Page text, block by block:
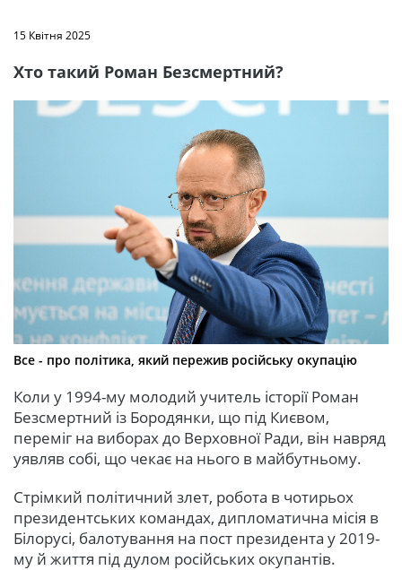
15 Квітня 2025
Хто такий Роман Безсмертний?
Все - про політика, який пережив російську окупацію
Коли у 1994-му молодий учитель історії Роман
Безсмертний із Бородянки, що під Києвом,
переміг на виборах до Верховної Ради, він навряд
уявляв собі, що чекає на нього в майбутньому.
Стрімкий політичний злет, робота в чотирьох
президентських командах, дипломатична місія в
Білорусі, балотування на пост президента у 2019-
му й життя під дулом російських окупантів.